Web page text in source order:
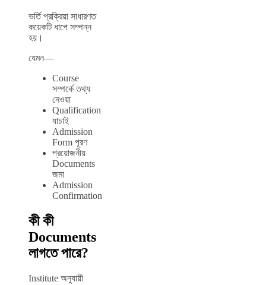
ভর্তি প্রক্রিয়া সাধারণত
কয়েকটি ধাপে সম্পন্ন
হয়।
যেমন—
Course
সম্পর্কে তথ্য
নেওয়া
Qualification
যাচাই
Admission
Form পূরণ
প্রয়োজনীয়
Documents
জমা
Admission
Confirmation
কী কী
Documents
লাগতে পারে?
Institute অনুযায়ী